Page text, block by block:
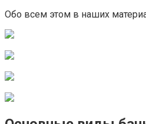
Обо всем этом в наших